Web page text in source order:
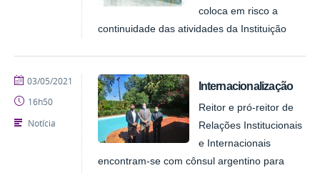
coloca em risco a
continuidade das atividades da Instituição
Internacionalização
Reitor e pró-reitor de
Relações Institucionais
e Internacionais
encontram-se com cônsul argentino para
publicado
03/05/2021
16h50
Notícia